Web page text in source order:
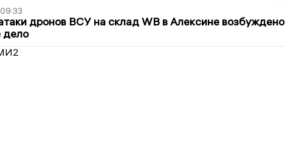
дронов ВСУ на склад WB в Алексине возбуждено
дело